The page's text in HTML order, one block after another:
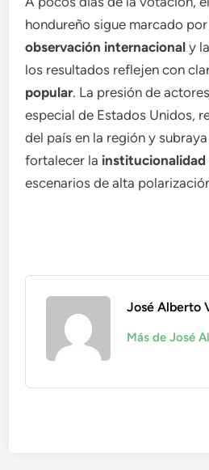
hondureño sigue marcado
observación internacional y
los resultados reflejen con
popular. La presión de
especial de Estados Unidos,
del país en la región y
fortalecer la
escenarios de alta
José Alberto
Más de José